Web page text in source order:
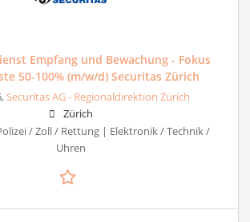
Empfang und Bewachung - Fokus
50-100% (m/w/d) Securitas Zürich
Securitas AG - Regionaldirektion Zürich
Zürich
/ Zoll / Rettung | Elektronik / Technik /
Uhren